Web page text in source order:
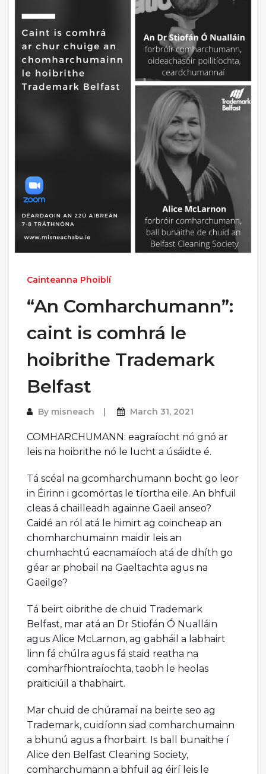
Cainteanna Phoiblí
“An Comharchumann”:
caint is comhrá le
hoibrithe Trademark
Belfast
By misneach March 31, 2021
COMHARCHUMANN: eagraíocht nó gnó ar
leis na hoibrithe nó le lucht a úsáidte é.
Tá scéal na gcomharchumann bocht go leor
in Éirinn i gcomórtas le tíortha eile. An bhfuil
cleas á chailleadh againne Gaeil anseo?
Caidé an ról atá le himirt ag coincheap an
chomharchumainn maidir leis an
chumhachtú eacnamaíoch atá de dhíth go
géar ar phobail na Gaeltachta agus na
Gaeilge?
Tá beirt oibrithe de chuid Trademark
Belfast, mar atá an Dr Stiofán Ó Nualláin
agus Alice McLarnon, ag gabháil a labhairt
linn fá chúlra agus fá staid reatha na
comharfhiontraíochta, taobh le heolas
praiticiúil a thabhairt.
Mar chuid de chúramaí na beirte seo ag
Trademark, cuidíonn siad comharchumainn
a bhunú agus a fhorbairt. Is ball bunaithe í
Alice den Belfast Cleaning Society,
comharchumann a bhfuil ag éirí leis le